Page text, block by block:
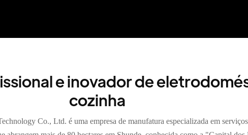
e inovador de
cozinha
Co., Ltd. é uma empresa de manufatura especializada em